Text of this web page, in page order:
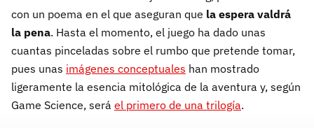
con un poema en el que aseguran que la espera valdrá
la pena. Hasta el momento, el juego ha dado unas
cuantas pinceladas sobre el rumbo que pretende tomar,
pues unas imágenes conceptuales han mostrado
ligeramente la esencia mitológica de la aventura y, según
Game Science, será el primero de una trilogía.